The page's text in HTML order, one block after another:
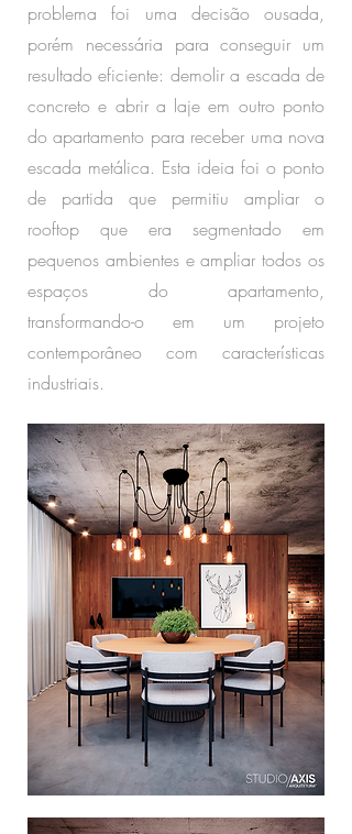
problema foi uma decisão ousada,
porém necessária para conseguir um
resultado eficiente: demolir a escada de
concreto e abrir a laje em outro ponto
do apartamento para receber uma nova
escada metálica. Esta ideia foi o ponto
de partida que permitiu ampliar o
rooftop que era segmentado em
pequenos ambientes e ampliar todos os
espaços do apartamento,
transformando-o em um projeto
contemporâneo com características
industriais.